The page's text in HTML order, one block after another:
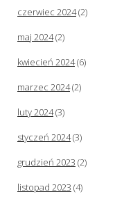
czerwiec 2024(2)
maj 2024(2)
kwiecień 2024(6)
marzec 2024(2)
luty 2024(3)
styczeń 2024(3)
grudzień 2023 (2)
listopad 2023 (4)